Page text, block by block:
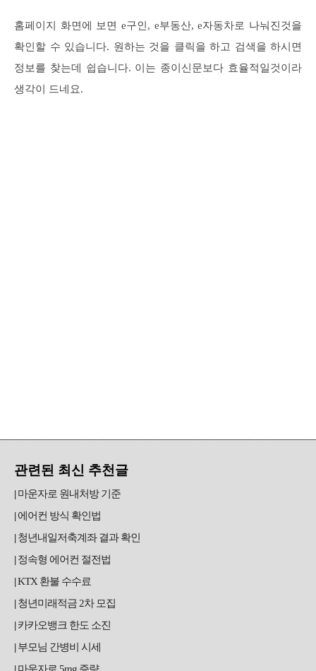
홈페이지 화면에 보면 e구인, e부동산, e자동차로 나눠진것을
확인할 수 있습니다. 원하는 것을 클릭을 하고 검색을 하시면
정보를 찾는데 쉽습니다. 이는 종이신문보다 효율적일것이라
생각이 드네요.
관련된 최신 추천글
마운자로 원내처방 기준
에어컨 방식 확인법
청년내일저축계좌 결과 확인
정속형 에어컨 절전법
KTX 환불 수수료
청년미래적금 2차 모집
카카오뱅크 한도 소진
부모님 간병비 시세
마운자로 5mg 증량